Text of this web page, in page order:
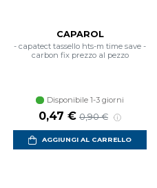
CAPAROL
- capatect tassello hts-m time save -
carbon fix prezzo al pezzo
Disponibile 1-3 giorni
Prezzo scontato
0,47 € Prezzo di listino
0,90 €
AGGIUNGI AL CARRELLO